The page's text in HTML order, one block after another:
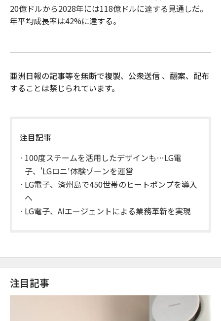
20億ドルから2028年には118億ドルに達する見通しだ。
年平均成長率は42%に達する。
亜洲日報の記事等を無断で複製、公衆送信 、翻案、配布
することは禁じられています。
注目記事
100度スチームを活用したデザインも…LG電
子、'LGロニ'体験ゾーンを運営
LG電子、済州島で450世帯のヒートポンプを導入
へ
LG電子、AIエージェントによる業務革新を実現
注目記事